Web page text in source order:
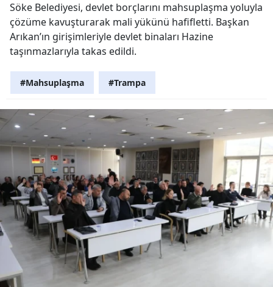
Söke Belediyesi, devlet borçlarını mahsuplaşma yoluyla
çözüme kavuşturarak mali yükünü hafifletti. Başkan
Arıkan’ın girişimleriyle devlet binaları Hazine
taşınmazlarıyla takas edildi.
#Mahsuplaşma #Trampa